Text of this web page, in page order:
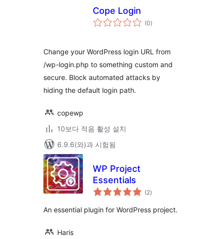
Cope Login
(0전
체)
Change your WordPress login URL from
/wp-login.php to something custom and
secure. Block automated attacks by
hiding the default login path.
copewp
10보다 적음 활성 설치
6.9.6(와)과 시험됨
WP Project
Essentials
(2전
체
점
)
An essential plugin for WordPress project.
Haris